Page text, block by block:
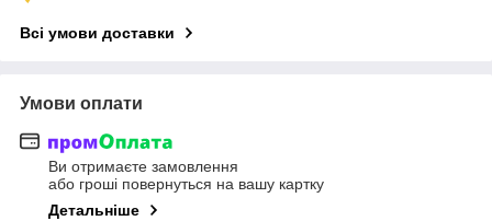
Всі умови доставки
Умови оплати
Ви отримаєте замовлення
або гроші повернуться на вашу картку
Детальніше